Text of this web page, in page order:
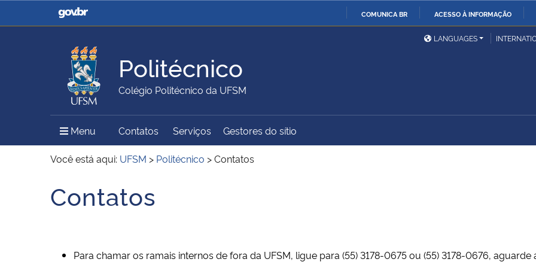
COMUNICA BR ACESSO À INFORMAÇÃO
Casa Civil
Ministério da Justiça e
Ministério da Defesa
Ministério das Relações
Exteriores
Ministério da Agricultura,
Pecuária e Abastecimento
Ministério da Educação
Ministério do Meio Ambiente Ministério do Turismo
Ministério do
Secretaria de Governo
LANGUAGES
Politécnico
Colégio Politécnico da UFSM
Menu Menu Principal do Sítio
Contatos Serviços Gestores do sítio
Você está aqui: UFSM > Politécnico >Contatos
Início do conteúdo
Contatos
Para chamar os ramais internos de fora da UFSM, ligue para (55) 3178-0675 ou (55) 3178-0676,